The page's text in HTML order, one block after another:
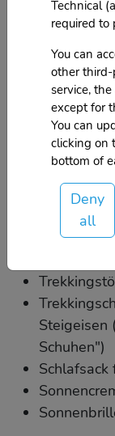
Vermiglio
Klettergurt
Steigeisen
Eispickeln *
Snacks
zum
Steigeisen
Schuhen")
Technical
required to
You can
other third-
service,
except for
You can
clicking on
bottom of
Deny
all